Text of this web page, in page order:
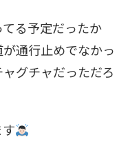
る予定だったか
通行止めでなかっ
グチャだっただろ